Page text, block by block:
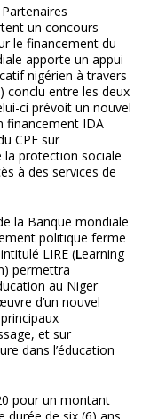
un concours
le financement du
apporte un appui
nigérien à travers
conclu entre les deux
ci prévoit un nouvel
financement IDA
CPF sur
la protection sociale
à des services de
la Banque mondiale
politique ferme
LIRE (Learning
permettra
au Niger
d’un nouvel
et sur
dans l’éducation
pour un montant